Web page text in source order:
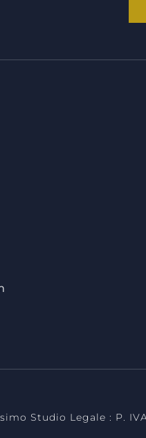
Studio Legale : P.